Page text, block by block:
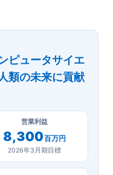
ピュータサイエ
類の未来に貢献
営業利益
8,300百万円
2026年3月期目標